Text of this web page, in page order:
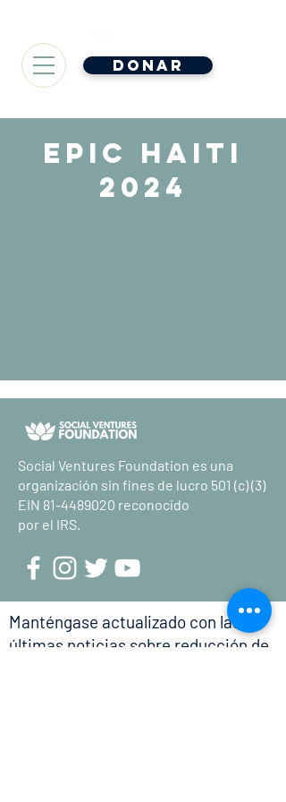
Donar
epic haiti
2024
Social Ventures Foundation es una
organización sin fines de lucro 501 (c) (3)
EIN 81-4489020 reconocido
por el IRS.
Manténgase actualizado con las
últimas noticias sobre reducción de